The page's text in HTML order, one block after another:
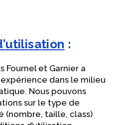
:
Fournel et Garnier a
dans le milieu
Nous pouvons
sur le type de
(nombre, taille, class)